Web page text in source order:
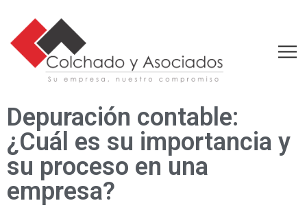
Depuración contable:
¿Cuál es su importancia y
su proceso en una
empresa?